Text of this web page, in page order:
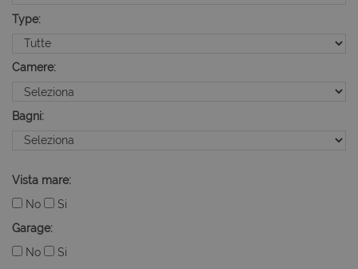
Type:
Camere:
Bagni:
Vista mare:
No
Si
Garage:
No
Si